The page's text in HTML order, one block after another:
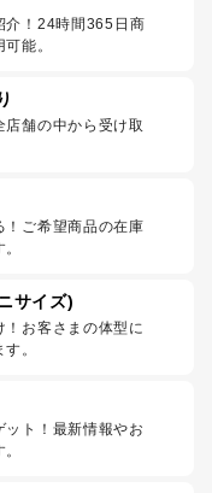
介！24時間365日商
能。
店舗の中から受け取
！ご希望商品の在庫
サイズ)
お客さまの体型に
。
ット！最新情報やお